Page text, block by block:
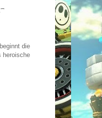
die
heroische